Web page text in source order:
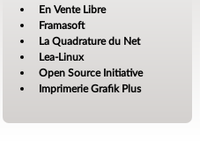
En Vente Libre
Framasoft
La Quadrature du Net
Lea-Linux
Open Source Initiative
Imprimerie Grafik Plus